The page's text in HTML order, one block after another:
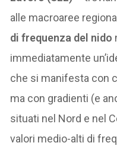
alle macroaree
di frequenza del nido
immediatamente
che si manifesta con
ma con gradienti (e
situati nel Nord e nel
valori medio-alti di